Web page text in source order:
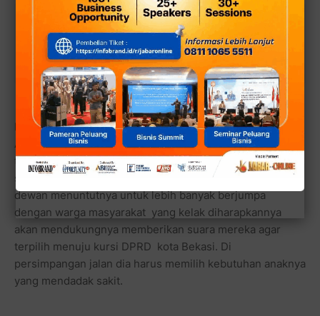
Baca juga:
Ketua DPD GARPU Kota Bekasi,
Agung MT Ajak Warga Hindari Dosa Riswah
(Suap) pada Pemilu & Pilpres 2024
Ketika menjelang akhir 10 hari awal bulan Dzulhijjah,
Agung MT terkena musibah dengan sakitnya sang anak
tercinta dan terpaksa harus diopname di rumah sakit,
sementara tugas pekerjaannya sebagai calon anggota
dewan menuntutnya untuk lebih banyak berjumpa
dengan warga masyarakat yang kelak diharapkannya
akan mendukungnya memberikan suara mereka agar
terpilih menuju kursi DPRD kota Bekasi. Di
persimpangan jalan dia harus memilih kebutuhan anaknya
yang mendadak sakit.